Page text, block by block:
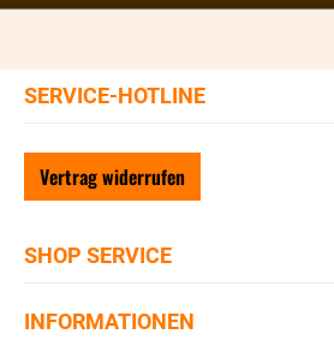
SERVICE-HOTLINE
Vertrag widerrufen
SHOP SERVICE
INFORMATIONEN